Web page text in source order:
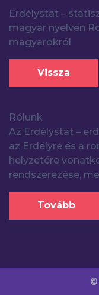
Erdélystat –
magyar nyelven
magyarokról
Vissza
Rólunk
Az Erdélystat –
az Erdélyre és a
helyzetére
rendszerezése,
Tovább
©